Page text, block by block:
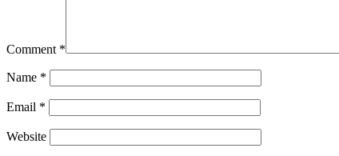
Comment *
Name *
Email *
Website